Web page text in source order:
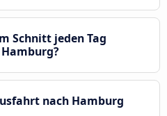
Schnitt jeden Tag
nach Hamburg